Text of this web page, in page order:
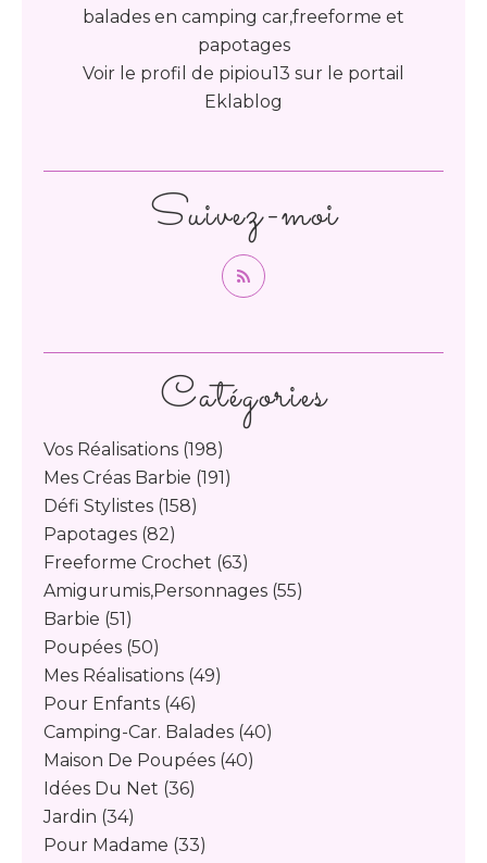
Catégories
Vos Réalisations (198)
Mes Créas Barbie (191)
Défi Stylistes (158)
Papotages (82)
Freeforme Crochet (63)
Amigurumis,personnages (55)
Barbie (51)
Poupées (50)
Mes Réalisations (49)
Pour Enfants (46)
Camping-Car. Balades (40)
Maison De Poupées (40)
Idées Du Net (36)
Jardin (34)
Pour Madame (33)
balades en camping car,freeforme et
papotages
Voir le profil de pipiou13 sur le portail
Eklablog
Suivez-moi